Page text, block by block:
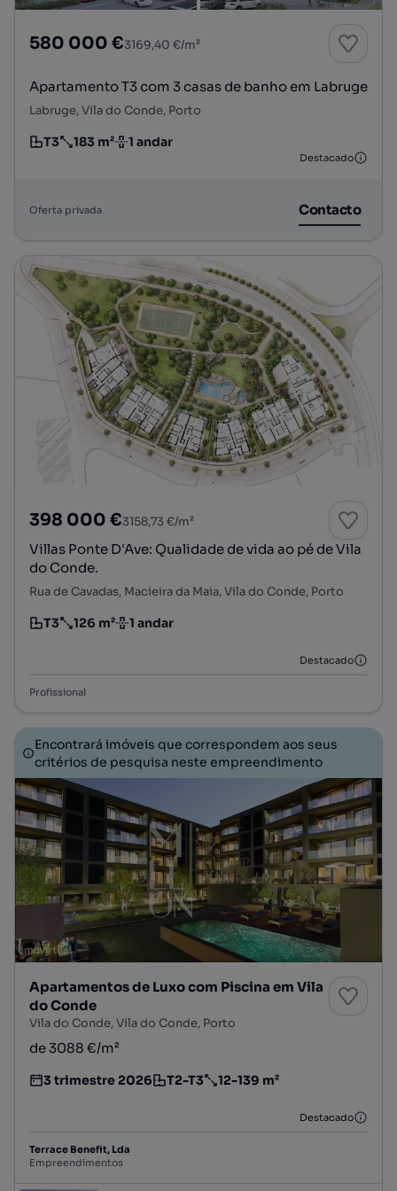
580 000 €3169,40 €/m²
Apartamento T3 com 3 casas de banho em Labruge
Labruge, Vila do Conde, Porto
Tipologia
T3
Preço por metro quadrado
183 m²
Andar 1 andar
Destacado
Oferta privada Contacto
398 000 €3158,73 €/m²
Villas Ponte D'Ave: Qualidade de vida ao pé de Vila
do Conde.
Rua de Cavadas, Macieira da Maia, Vila do Conde, Porto
Tipologia
T3
Preço por metro quadrado
126 m²
Andar 1 andar
Destacado
Profissional
Encontrará imóveis que correspondem aos seus
critérios de pesquisa neste empreendimento
Apartamentos de Luxo com Piscina em Vila
do Conde
Vila do Conde, Vila do Conde, Porto
de 3088 €/m²
Estimativa da entrega do empreendimento imobiliário
3 trimestre 2026
Tipologia T2-T3
Preço por metro quadrado 12-139 m²
Destacado
Terrace Benefit, Lda
Empreendimentos